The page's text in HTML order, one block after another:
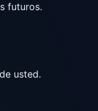
futuros.
usted.